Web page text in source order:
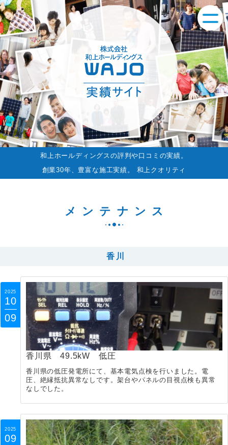
和上ホールディングスの評判や口コミの実績。
創業30年、豊富な施工実績。 和上クオリティ
メンテナンス
香川
2025
10
09
香川県 49.5kW 低圧
香川県の低圧発電所にて、基本電気点検を行いました。電
圧、絶縁抵抗異常なしです。架台やパネルの目視点検も異常
なしでした。
2025
09